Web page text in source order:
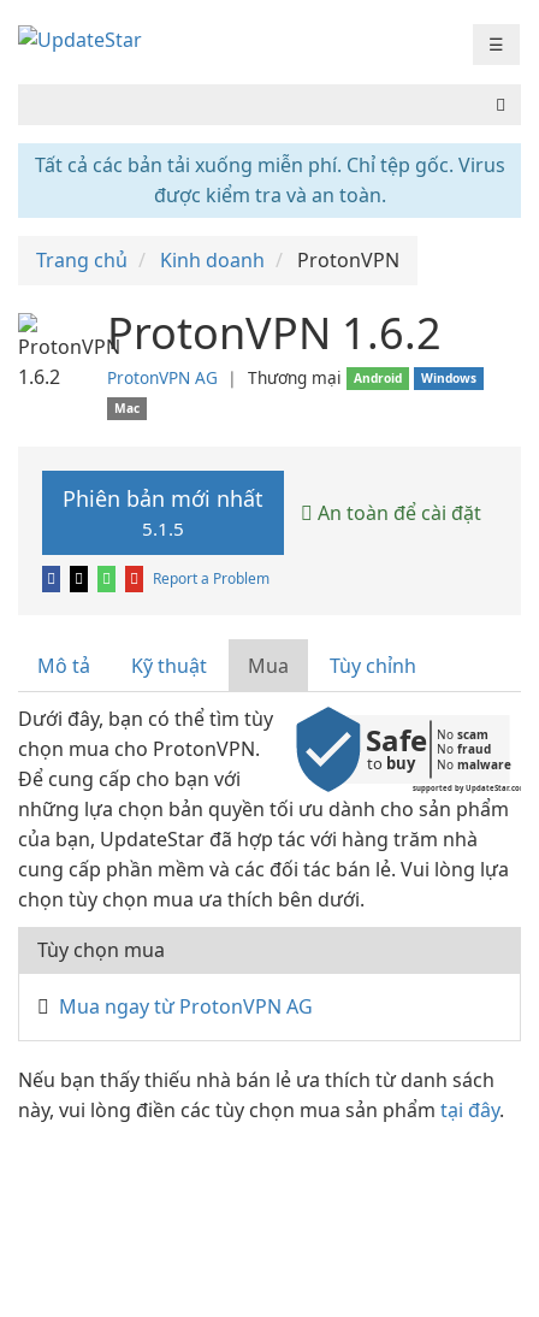
☰
Tất cả các bản tải xuống miễn phí. Chỉ tệp gốc. Virus
được kiểm tra và an toàn.
Trang chủ Kinh doanh ProtonVPN
ProtonVPN 1.6.2
ProtonVPN AG ❘ Thương mại Android
Windows
Mac
Phiên bản mới nhất
5.1.5
An toàn để cài đặt
Report a Problem
Mô tả Kỹ thuật Mua Tùy chỉnh
supported by UpdateStar.com
Safe
to buy
No scam
No fraud
No malware
Dưới đây, bạn có thể tìm tùy
chọn mua cho ProtonVPN.
Để cung cấp cho bạn với
những lựa chọn bản quyền tối ưu dành cho sản phẩm
của bạn, UpdateStar đã hợp tác với hàng trăm nhà
cung cấp phần mềm và các đối tác bán lẻ. Vui lòng lựa
chọn tùy chọn mua ưa thích bên dưới.
Tùy chọn mua
Mua ngay từ ProtonVPN AG
Nếu bạn thấy thiếu nhà bán lẻ ưa thích từ danh sách
này, vui lòng điền các tùy chọn mua sản phẩm tại đây.